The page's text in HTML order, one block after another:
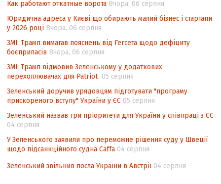
невизначеності механізму повторного
підрахунку голосів виборців
Інформаційна безпека суспільства
Как работают откатные ворота Вчора, 06 серпня
Юридична адреса у Києві що обирають малий бізнес і стартапи
у 2026 році Вчора, 06 серпня
ЗМІ: Трамп вимагав пояснень від Гегсета щодо дефіциту
боєприпасів Вчора, 06 серпня
ЗМІ: Трамп відмовив Зеленському у додаткових
перехоплювачах для Patriot 05 серпня
Зеленський доручив урядовцям підготувати "програму
прискореного вступу" України у ЄС 05 серпня
Зеленський назвав три пріоритети для України у співпраці з ЄС
04 серпня
У Зеленського заявили про переможне рішення суду у Швеції
щодо підсанкційного судна Caffa 04 серпня
Зеленський звільнив посла України в Австрії 04 серпня